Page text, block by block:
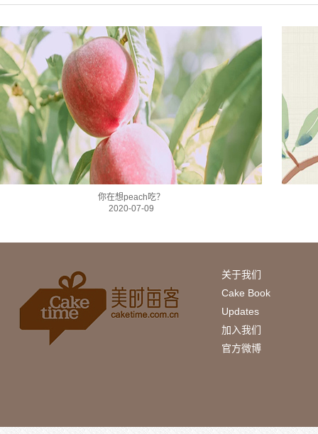
你在想peach吃？
2020-07-09
关于我们
Cake Book
Updates
加入我们
官方微博